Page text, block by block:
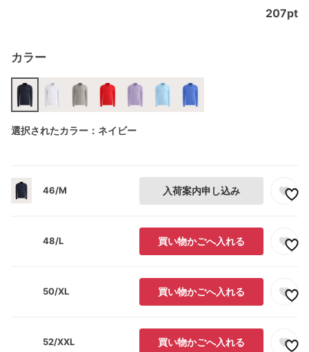
カラー
選択されたカラー：ネイビー
46/M 入荷案内申し込み
48/L 買い物かごへ入れる
50/XL 買い物かごへ入れる
52/XXL 買い物かごへ入れる
207pt